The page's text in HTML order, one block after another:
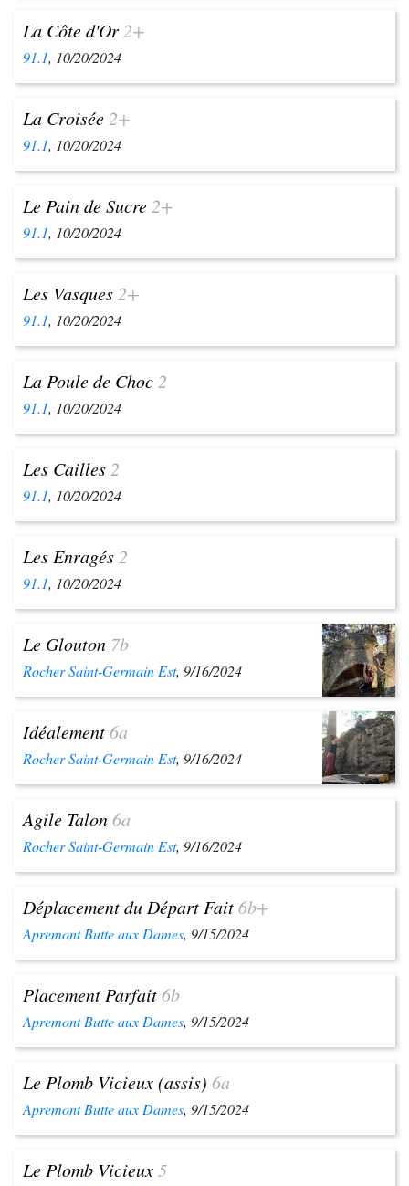
La Côte d'Or 2+
91.1, 10/20/2024
La Croisée 2+
91.1, 10/20/2024
Le Pain de Sucre 2+
91.1, 10/20/2024
Les Vasques 2+
91.1, 10/20/2024
La Poule de Choc 2
91.1, 10/20/2024
Les Cailles 2
91.1, 10/20/2024
Les Enragés 2
91.1, 10/20/2024
Le Glouton 7b
Rocher Saint-Germain Est, 9/16/2024
Idéalement6a
Rocher Saint-Germain Est, 9/16/2024
Agile Talon6a
Rocher Saint-Germain Est, 9/16/2024
Déplacement du Départ Fait6b+
Apremont Butte aux Dames, 9/15/2024
Placement Parfait6b
Apremont Butte aux Dames, 9/15/2024
Le Plomb Vicieux (assis) 6a
Apremont Butte aux Dames, 9/15/2024
Le Plomb Vicieux5